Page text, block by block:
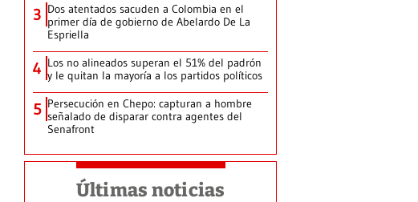
3 Dos atentados sacuden a Colombia en el
primer día de gobierno de Abelardo De La
Espriella
4 Los no alineados superan el 51% del padrón
y le quitan la mayoría a los partidos políticos
5 Persecución en Chepo: capturan a hombre
señalado de disparar contra agentes del
Senafront
Últimas noticias